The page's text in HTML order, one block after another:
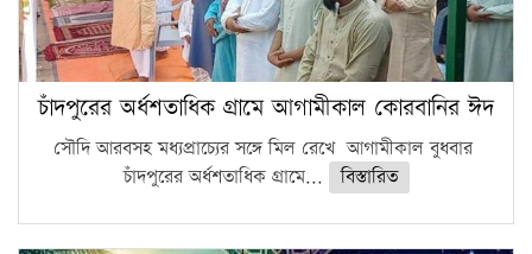
চাঁদপুরের অর্ধশতাধিক গ্রামে আগামীকাল কোরবানির ঈদ
সৌদি আরবসহ মধ্যপ্রাচ্যের সঙ্গে মিল রেখে আগামীকাল বুধবার
চাঁদপুরের অর্ধশতাধিক গ্রামে...
বিস্তারিত